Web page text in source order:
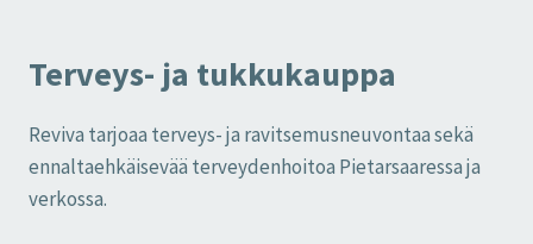
Terveys- ja tukkukauppa
Reviva tarjoaa terveys- ja ravitsemusneuvontaa sekä
ennaltaehkäisevää terveydenhoitoa Pietarsaaressa ja
verkossa.